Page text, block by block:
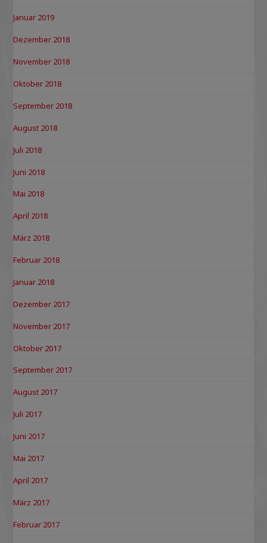
Januar 2019
Dezember 2018
November 2018
Oktober 2018
September 2018
August 2018
Juli 2018
Juni 2018
Mai 2018
April 2018
März 2018
Februar 2018
Januar 2018
Dezember 2017
November 2017
Oktober 2017
September 2017
August 2017
Juli 2017
Juni 2017
Mai 2017
April 2017
März 2017
Februar 2017